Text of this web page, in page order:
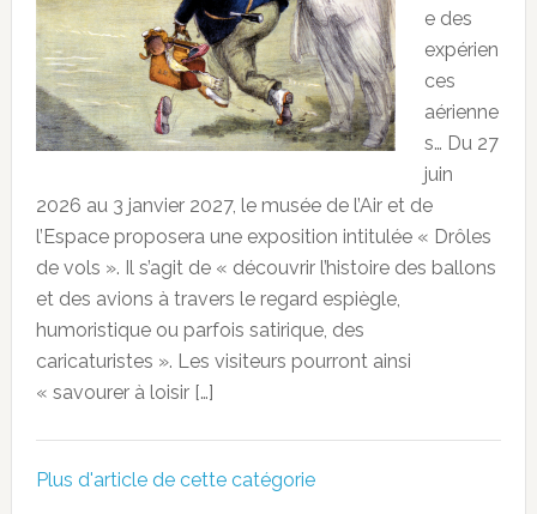
e des
expérien
ces
aérienne
s… Du 27
juin
2026 au 3 janvier 2027, le musée de l’Air et de
l’Espace proposera une exposition intitulée « Drôles
de vols ». Il s’agit de « découvrir l’histoire des ballons
et des avions à travers le regard espiègle,
humoristique ou parfois satirique, des
caricaturistes ». Les visiteurs pourront ainsi
« savourer à loisir […]
Plus d'article de cette catégorie